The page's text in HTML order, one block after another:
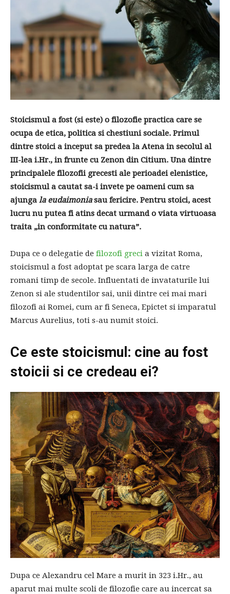
Stoicismul a fost (si este) o filozofie practica care se
ocupa de etica, politica si chestiuni sociale. Primul
dintre stoici a inceput sa predea la Atena in secolul al
III-lea i.Hr., in frunte cu Zenon din Citium. Una dintre
principalele filozofii grecesti ale perioadei elenistice,
stoicismul a cautat sa-i invete pe oameni cum sa
ajunga la eudaimoniasau fericire. Pentru stoici, acest
lucru nu putea fi atins decat urmand o viata virtuoasa
traita „in conformitate cu natura”.
Dupa ce o delegatie de filozofi greci a vizitat Roma,
stoicismul a fost adoptat pe scara larga de catre
romani timp de secole. Influentati de invataturile lui
Zenon si ale studentilor sai, unii dintre cei mai mari
filozofi ai Romei, cum ar fi Seneca, Epictet si imparatul
Marcus Aurelius, toti s-au numit stoici.
Ce este stoicismul: cine au fost
stoicii si ce credeau ei?
Dupa ce Alexandru cel Mare a murit in 323 i.Hr., au
aparut mai multe scoli de filozofie care au incercat sa